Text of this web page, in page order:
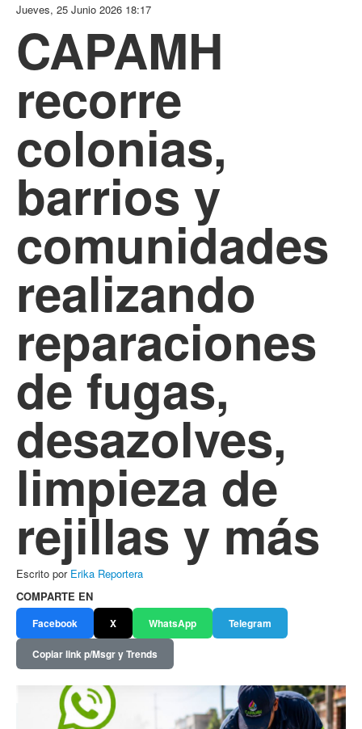
Jueves, 25 Junio 2026 18:17
CAPAMH
recorre
colonias,
barrios y
comunidades
realizando
reparaciones
de fugas,
desazolves,
limpieza de
rejillas y más
Escrito por Erika Reportera
COMPARTE EN
Facebook X WhatsApp Telegram
Copiar link p/Msgr y Trends